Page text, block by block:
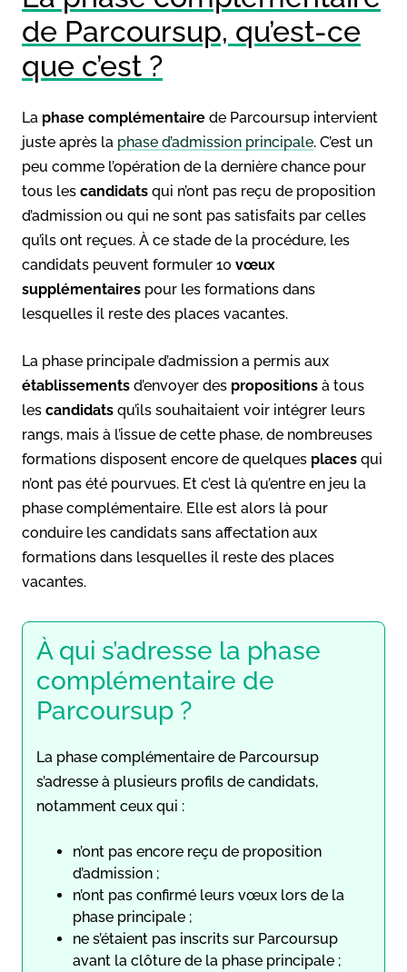
de Parcoursup, qu’est-ce
que c’est ?
La phase complémentaire de Parcoursup intervient
juste après la phase d’admission principale. C’est un
peu comme l’opération de la dernière chance pour
tous les candidats qui n’ont pas reçu de proposition
d’admission ou qui ne sont pas satisfaits par celles
qu’ils ont reçues. À ce stade de la procédure, les
candidats peuvent formuler 10 vœux
supplémentaires pour les formations dans
lesquelles il reste des places vacantes.
La phase principale d’admission a permis aux
établissements d’envoyer des propositions à tous
les candidats qu’ils souhaitaient voir intégrer leurs
rangs, mais à l’issue de cette phase, de nombreuses
formations disposent encore de quelques places qui
n’ont pas été pourvues. Et c’est là qu’entre en jeu la
phase complémentaire. Elle est alors là pour
conduire les candidats sans affectation aux
formations dans lesquelles il reste des places
vacantes.
À qui s’adresse la phase
complémentaire de
Parcoursup ?
La phase complémentaire de Parcoursup
s’adresse à plusieurs profils de candidats,
notamment ceux qui :
n’ont pas encore reçu de proposition
d’admission ;
n’ont pas confirmé leurs vœux lors de la
phase principale ;
ne s’étaient pas inscrits sur Parcoursup
avant la clôture de la phase principale ;